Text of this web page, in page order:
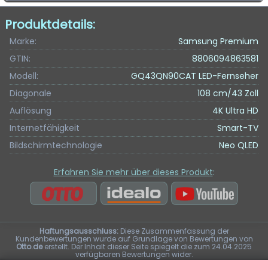
Produktdetails:
Marke:
Samsung Premium
GTIN:
8806094863581
Modell:
GQ43QN90CAT LED-Fernseher
Diagonale
108 cm/43 Zoll
Auflösung
4K Ultra HD
Internetfähigkeit
Smart-TV
Bildschirmtechnologie
Neo QLED
Erfahren Sie mehr über dieses Produkt:
Haftungsausschluss:Diese Zusammenfassung der
Kundenbewertungen wurde auf Grundlage von Bewertungen von
Otto.deerstellt. Der Inhalt dieser Seite spiegelt die zum 24.04.2025
verfügbaren Bewertungen wider.